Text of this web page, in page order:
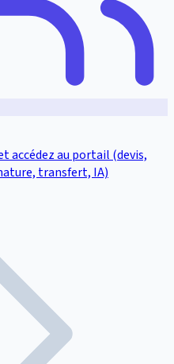
accédez au portail (devis,
transfert, IA)